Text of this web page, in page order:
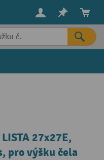
27x27E,
pro výšku čela